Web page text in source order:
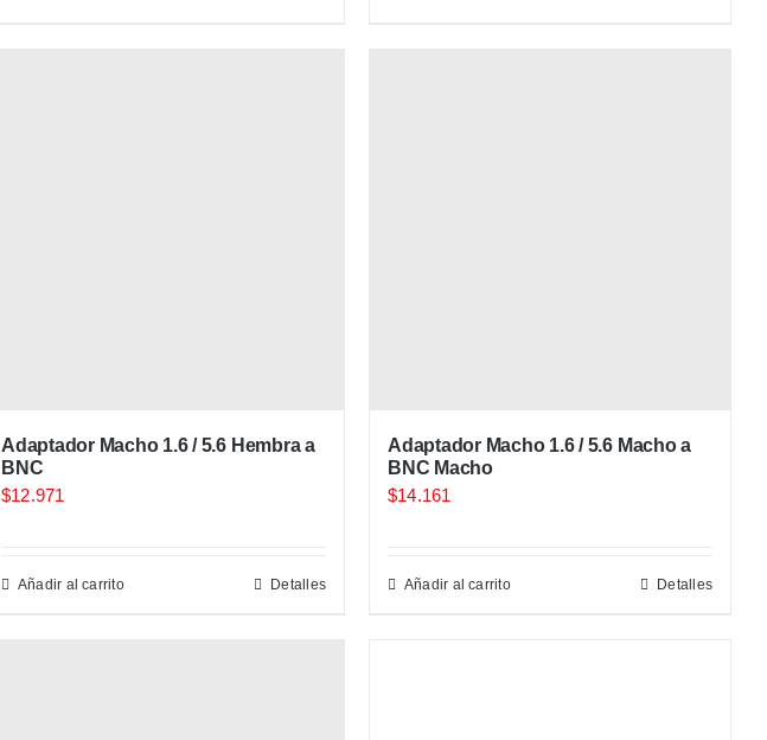
Adaptador Macho 1.6 / 5.6 Hembra a
BNC
$12.971
Añadir al carrito Detalles
Adaptador Macho 1.6 / 5.6 Macho a
BNC Macho
$14.161
Añadir al carrito Detalles